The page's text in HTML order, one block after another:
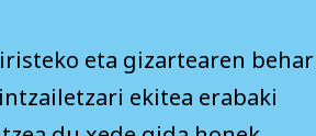
eta gizartearen behar
ekitea erabaki